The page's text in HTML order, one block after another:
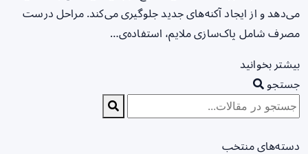
می‌دهد و از ایجاد آکنه‌های جدید جلوگیری می‌کند. مراحل درست
مصرف شامل پاک‌سازی ملایم، استفاده‌ی…
بیشتر بخوانید
جستجو
دسته‌های منتخب